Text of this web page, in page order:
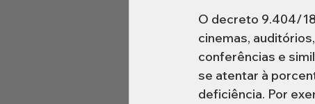
O decreto 9.404/
cinemas,
conferências e
se atentar à
deficiência. Por